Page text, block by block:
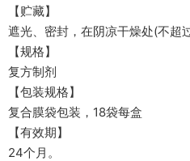
【贮藏】
遮光、密封，在阴凉干燥处(不超
【规格】
复方制剂
【包装规格】
复合膜袋包装，18袋每盒
【有效期】
24个月。